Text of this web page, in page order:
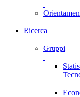
Ricerca
Gruppi